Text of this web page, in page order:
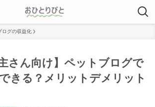
ログの収益化
さん向け】ペットブログで
きる？メリットデメリット